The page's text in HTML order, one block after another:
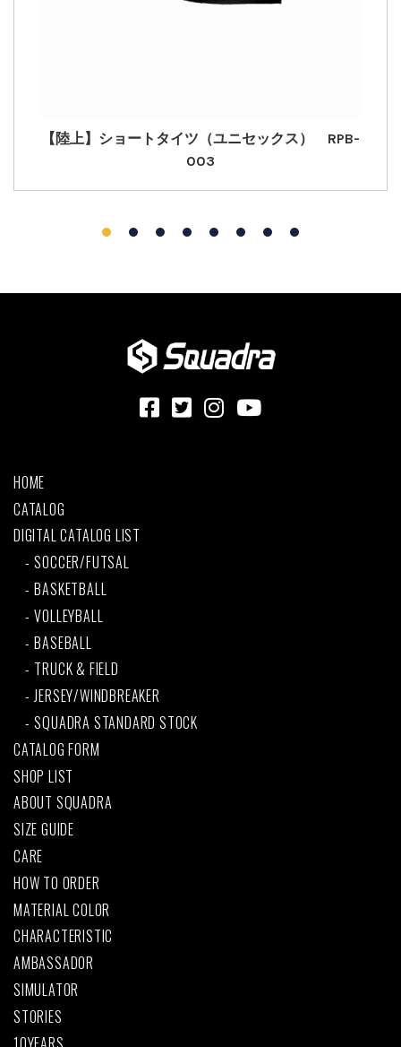
【陸上】ショートタイツ（ユニセックス） RPB-
003
HOME
CATALOG
DIGITAL CATALOG LIST
SOCCER/FUTSAL
BASKETBALL
VOLLEYBALL
BASEBALL
TRUCK & FIELD
JERSEY/WINDBREAKER
SQUADRA STANDARD STOCK
CATALOG FORM
SHOP LIST
ABOUT SQUADRA
SIZE GUIDE
CARE
HOW TO ORDER
MATERIAL COLOR
CHARACTERISTIC
AMBASSADOR
SIMULATOR
STORIES